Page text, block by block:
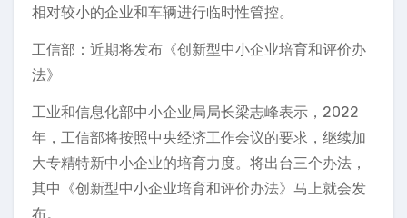
相对较小的企业和车辆进行临时性管控。
工信部：近期将发布《创新型中小企业培育和评价办
法》
工业和信息化部中小企业局局长梁志峰表示，2022
年，工信部将按照中央经济工作会议的要求，继续加
大专精特新中小企业的培育力度。将出台三个办法，
其中《创新型中小企业培育和评价办法》马上就会发
布。